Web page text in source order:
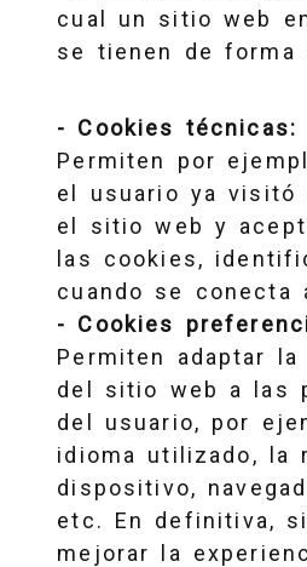
cual un sitio web
se tienen de forma
- Cookies técnicas:
Permiten por
el usuario ya visitó
el sitio web y
las cookies,
cuando se conecta
- Cookies
Permiten adaptar la
del sitio web a las
del usuario, por
idioma utilizado, la
dispositivo,
etc. En definitiva,
mejorar la